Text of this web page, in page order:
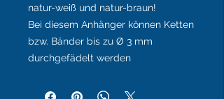
natur-weiß und natur-braun!
Bei diesem Anhänger können Ketten
bzw. Bänder bis zu Ø 3 mm
durchgefädelt werden